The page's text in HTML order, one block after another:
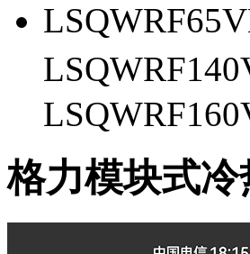
格力模块式